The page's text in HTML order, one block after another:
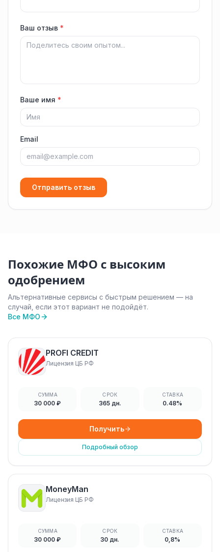
Ваш отзыв *
Ваше имя *
Email
Отправить отзыв
Похожие МФО с высоким
одобрением
Альтернативные сервисы с быстрым решением — на
случай, если этот вариант не подойдёт.
Все МФО
PROFI CREDIT
Лицензия ЦБ РФ
СУММА
30 000 ₽
СРОК
365 дн.
СТАВКА
0.48%
Получить
Подробный обзор
MoneyMan
Лицензия ЦБ РФ
СУММА
30 000 ₽
СРОК
30 дн.
СТАВКА
0,8%